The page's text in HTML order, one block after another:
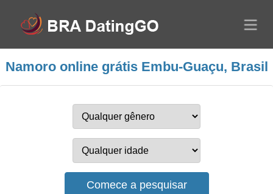
Namoro online grátis Embu-Guaçu, Brasil